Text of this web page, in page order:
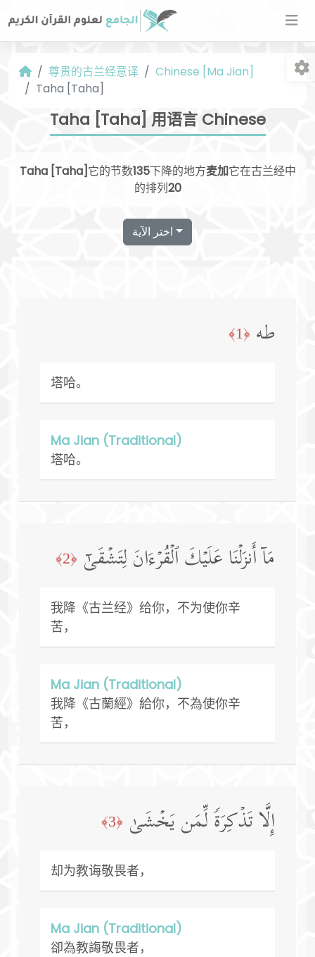
尊贵的古兰经意译
Chinese [Ma Jian]
Taha [Taha]
Taha [Taha] 用语言 Chinese
Taha [Taha]它的节数135下降的地方麦加它在古兰经中
的排列20
اختر الآية
طه ﴿1﴾
塔哈。
Ma Jian (Traditional)
塔哈。
مَاۤ أَنزَلۡنَا عَلَیۡكَ ٱلۡقُرۡءَانَ لِتَشۡقَىٰۤ ﴿2﴾
我降《古兰经》给你，不为使你辛
苦，
Ma Jian (Traditional)
我降《古蘭經》給你，不為使你辛
苦，
إِلَّا تَذۡكِرَةࣰ لِّمَن یَخۡشَىٰ ﴿3﴾
却为教诲敬畏者，
Ma Jian (Traditional)
卻為教誨敬畏者，